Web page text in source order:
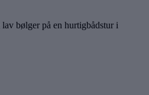
bølger på en hurtigbådstur i